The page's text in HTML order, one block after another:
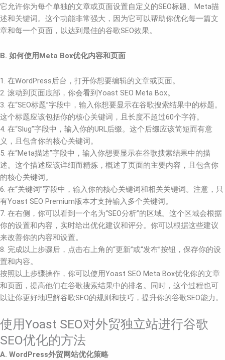
它允许你为每个单独的文章或页面设置自定义的SEO标题、Meta描
述和关键词。这个功能非常强大，因为它可以帮助你优化每一篇文
章和每一个页面，以达到最佳的谷歌SEO效果。
B. 如何使用Meta Box优化内容和页面
1. 在WordPress后台，打开你想要编辑的文章或页面。
2. 滚动到页面底部，你会看到Yoast SEO Meta Box。
3. 在“SEO标题”字段中，输入你想要显示在谷歌搜索结果中的标题。
这个标题应该包括你的核心关键词，且长度不超过60个字符。
4. 在“Slug”字段中，输入你的URL后缀。这个后缀应该简短而有意
义，且包含你的核心关键词。
5. 在“Meta描述”字段中，输入你想要显示在谷歌搜索结果中的描
述。这个描述应该详细而精炼，概述了页面的主要内容，且包含你
的核心关键词。
6. 在“关键词”字段中，输入你的核心关键词和相关关键词。注意，只
有Yoast SEO Premium版本才支持输入多个关键词。
7. 在右侧，你可以看到一个名为“SEO分析”的区域。这个区域会根据
你的设置和内容，实时给出优化建议和评分。你可以根据这些建议
来改善你的内容和设置。
8. 完成以上步骤后，点击右上角的“更新”或“发布”按钮，保存你的设
置和内容。
按照以上步骤操作，你可以使用Yoast SEO Meta Box优化你的文章
和页面，提高他们在谷歌搜索结果中的排名。同时，这个过程也可
以让你更好地理解谷歌SEO的规则和技巧，提升你的谷歌SEO能力。
使用Yoast SEO对外贸独立站进行谷歌
SEO优化的方法
A. WordPress外贸网站优化策略